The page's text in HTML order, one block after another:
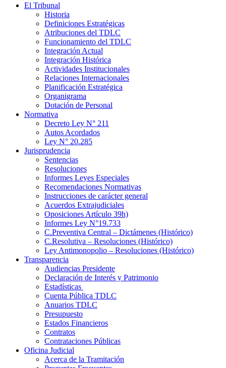
El Tribunal
Historia
Definiciones Estratégicas
Atribuciones del TDLC
Funcionamiento del TDLC
Integración Actual
Integración Histórica
Actividades Institucionales
Relaciones Internacionales
Planificación Estratégica
Organigrama
Dotación de Personal
Normativa
Decreto Ley N° 211
Autos Acordados
Ley N° 20.285
Jurisprudencia
Sentencias
Resoluciones
Informes Leyes Especiales
Recomendaciones Normativas
Instrucciones de carácter general
Acuerdos Extrajudiciales
Oposiciones Artículo 39h)
Informes Ley N°19.733
C.Preventiva Central – Dictámenes (Histórico)
C.Resolutiva – Resoluciones (Histórico)
Ley Antimonopolio – Resoluciones (Histórico)
Transparencia
Audiencias Presidente
Declaración de Interés y Patrimonio
Estadísticas
Cuenta Pública TDLC
Anuarios TDLC
Presupuesto
Estados Financieros
Contratos
Contrataciones Públicas
Oficina Judicial
Acerca de la Tramitación